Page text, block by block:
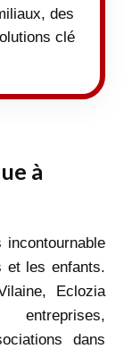
des
clé
à
et les enfants.
Eclozia
dans